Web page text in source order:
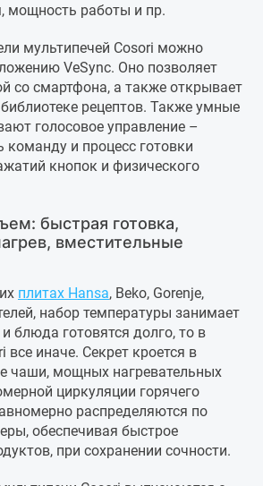
мощность работы и пр.
мультипечей Cosori можно
VeSync. Оно позволяет
со смартфона, а также открывает
рецептов. Также умные
голосовое управление –
команду и процесс готовки
кнопок и физического
быстрая готовка,
вместительные
плитах Hansa, Beko, Gorenje,
набор температуры занимает
блюда готовятся долго, то в
все иначе. Секрет кроется в
чаши, мощных нагревательных
циркуляции горячего
распределяются по
обеспечивая быстрое
при сохранении сочности.